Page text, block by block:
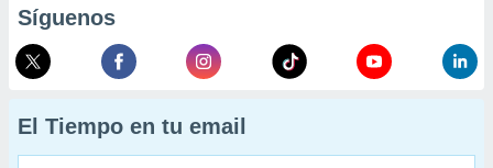
Síguenos
El Tiempo en tu email